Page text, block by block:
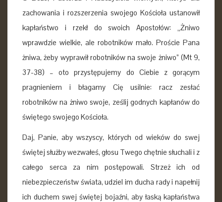
zachowania i rozszerzenia swojego Kościoła ustanowił
kapłaństwo i rzekł do swoich Apostołów: „Żniwo
wprawdzie wielkie, ale robotników mało. Proście Pana
żniwa, żeby wyprawił robotników na swoje żniwo” (Mt 9,
37-38) – oto przystępujemy do Ciebie z gorącym
pragnieniem i błagamy Cię usilnie: racz zesłać
robotników na żniwo swoje, ześlij godnych kapłanów do
świętego swojego Kościoła.
Daj, Panie, aby wszyscy, których od wieków do swej
świętej służby wezwałeś, głosu Twego chętnie słuchali i z
całego serca za nim postępowali. Strzeż ich od
niebezpieczeństw świata, udziel im ducha rady i napełnij
ich duchem swej świętej bojaźni, aby łaską kapłaństwa